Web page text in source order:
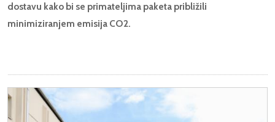
dostavu kako bi se primateljima paketa približili
minimiziranjem emisija CO2.